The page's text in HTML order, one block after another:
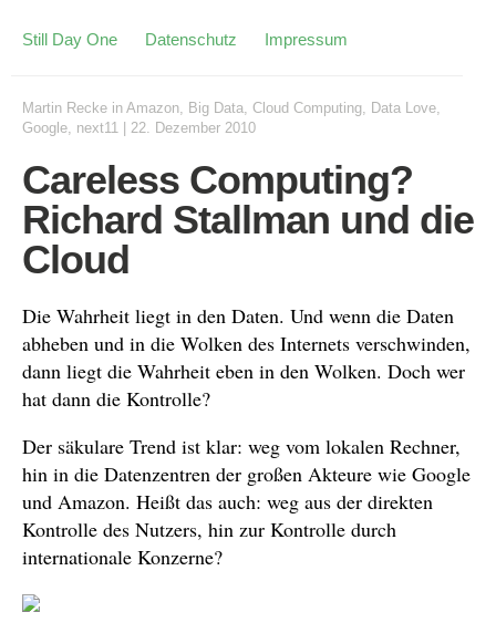
Still Day One Datenschutz Impressum
Martin Recke in Amazon, Big Data, Cloud Computing, Data Love,
Google, next11 22. Dezember 2010
Careless Computing?
Richard Stallman und die
Cloud
Die Wahrheit liegt in den Daten. Und wenn die Daten
abheben und in die Wolken des Internets verschwinden,
dann liegt die Wahrheit eben in den Wolken. Doch wer
hat dann die Kontrolle?
Der säkulare Trend ist klar: weg vom lokalen Rechner,
hin in die Datenzentren der großen Akteure wie Google
und Amazon. Heißt das auch: weg aus der direkten
Kontrolle des Nutzers, hin zur Kontrolle durch
internationale Konzerne?